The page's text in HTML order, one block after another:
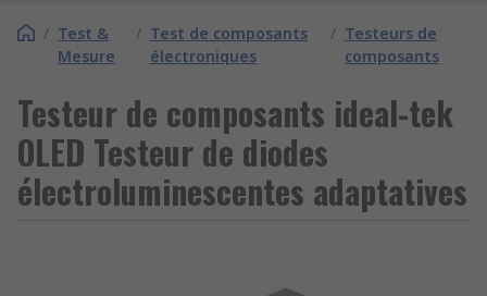
/ Test &
Mesure
/ Test de composants
électroniques
/ Testeurs de
composants
Testeur de composants ideal-tek
OLED Testeur de diodes
électroluminescentes adaptatives